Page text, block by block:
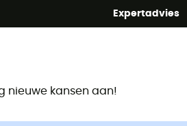
Expertadvies
nieuwe kansen aan!